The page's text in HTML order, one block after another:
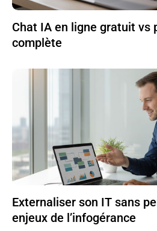
Chat IA en ligne gratuit vs
complète
Externaliser son IT sans
enjeux de l’infogérance